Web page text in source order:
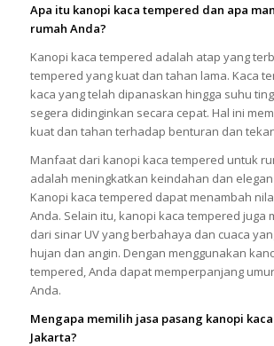
Apa itu kanopi kaca tempered dan apa
rumah Anda?
Kanopi kaca tempered adalah atap yang
tempered yang kuat dan tahan lama. Kaca
kaca yang telah dipanaskan hingga suhu
segera didinginkan secara cepat. Hal ini
kuat dan tahan terhadap benturan dan
Manfaat dari kanopi kaca tempered untuk
adalah meningkatkan keindahan dan
Kanopi kaca tempered dapat menambah
Anda. Selain itu, kanopi kaca tempered juga
dari sinar UV yang berbahaya dan cuaca
hujan dan angin. Dengan menggunakan
tempered, Anda dapat memperpanjang
Anda.
Mengapa memilih jasa pasang kanopi
Jakarta?